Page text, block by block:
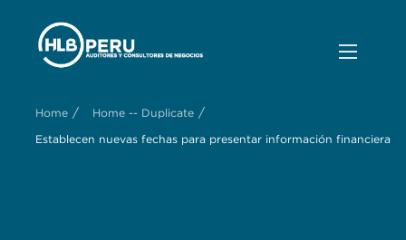
Home / Home -- Duplicate /
Establecen nuevas fechas para presentar información financiera